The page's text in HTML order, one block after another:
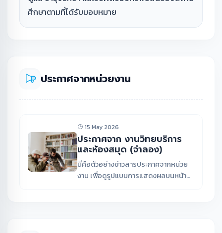
ศึกษาตามที่ได้รับมอบหมาย
ประกาศจากหน่วยงาน
15 May 2026
ประกาศจาก งานวิทยบริการ
และห้องสมุด (จำลอง)
นี่คือตัวอย่างข่าวสารประกาศจากหน่วย
งาน เพื่อดูรูปแบบการแสดงผลบนหน้า